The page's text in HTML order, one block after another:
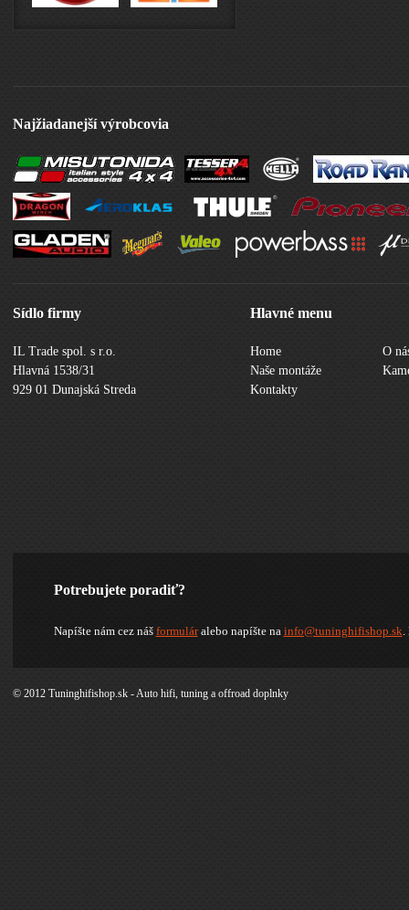
Najžiadanejší výrobcovia
Sídlo firmy
IL Trade spol. s r.o.
Hlavná 1538/31
929 01 Dunajská Streda
Hlavné menu
Home
O
Naše montáže
Kontakty
Potrebujete poradiť?
Napíšte nám cez náš formuláralebo napíšte na info@tuninghifishop.sk.
© 2012 Tuninghifishop.sk - Auto hifi, tuning a offroad doplnky